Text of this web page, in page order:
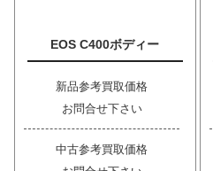
EOS C400ボディー
新品参考買取価格
お問合せ下さい
中古参考買取価格